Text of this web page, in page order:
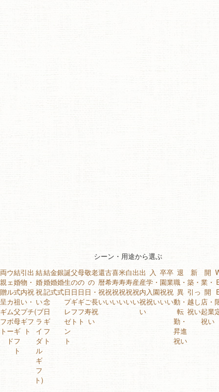
シーン・用途から選ぶ
両
親
贈
呈
ギ
フ
ト
ウ
ェ
ル
カ
ム
ボ
ー
ド
結
婚
式
祖
父
母
ギ
フ
ト
引出
物・
内祝
い・
プチ
ギフ
ト
結
婚
祝
い
(ブ
ラ
イ
ダ
ル
ギ
フ
ト)
結
婚
記
念
日
ギ
フ
ト
金
婚
式
銀
婚
式
誕
生
日
プ
レ
ゼ
ン
ト
父
の
日
ギ
フ
ト
母
の
日
ギ
フ
ト
敬老
の
日・
ご長
寿祝
い
還
暦
祝
い
古
希
祝
い
喜
寿
祝
い
米
寿
祝
い
白
寿
祝
い
出
産
祝
い
出
産
内
祝
い
入
学・
入園
祝い
卒
園
祝
い
卒
業
祝
い
退
職・
異
動・
転
勤・
昇進
祝い
新
築・
引っ
越し
祝い
開
業・
開
店・
起業
祝い